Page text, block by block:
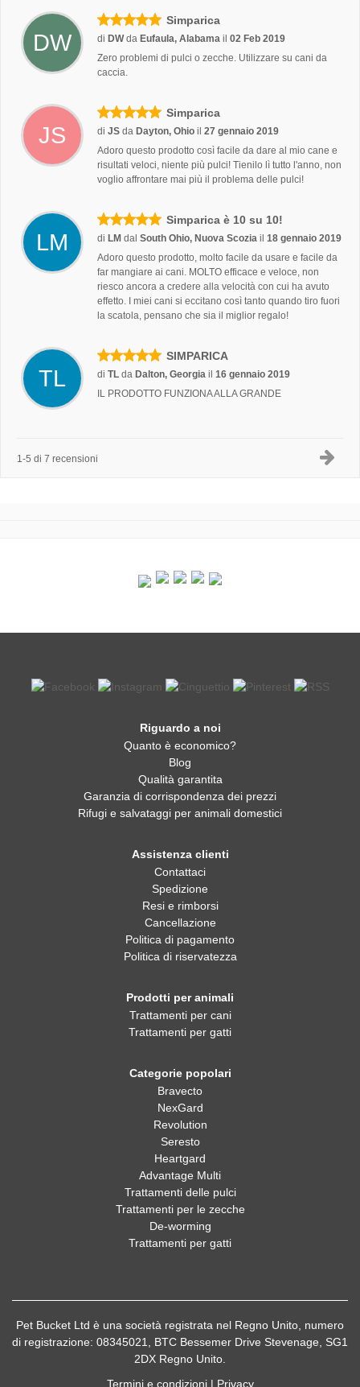
DW
Simparica
di DW da Eufaula, Alabama il 02 Feb 2019
Zero problemi di pulci o zecche. Utilizzare su cani da
caccia.
JS
Simparica
di JS da Dayton, Ohio il 27 gennaio 2019
Adoro questo prodotto così facile da dare al mio cane e
risultati veloci, niente più pulci! Tienilo lì tutto l'anno, non
voglio affrontare mai più il problema delle pulci!
LM
Simparica è 10 su 10!
di LM dal South Ohio, Nuova Scozia il 18 gennaio 2019
Adoro questo prodotto, molto facile da usare e facile da
far mangiare ai cani. MOLTO efficace e veloce, non
riesco ancora a credere alla velocità con cui ha avuto
effetto. I miei cani si eccitano così tanto quando tiro fuori
la scatola, pensano che sia il miglior regalo!
TL
SIMPARICA
di TL da Dalton, Georgia il 16 gennaio 2019
IL PRODOTTO FUNZIONA ALLA GRANDE
1-5 di 7 recensioni
Riguardo a noi
Quanto è economico?
Blog
Qualità garantita
Garanzia di corrispondenza dei prezzi
Rifugi e salvataggi per animali domestici
Assistenza clienti
Contattaci
Spedizione
Resi e rimborsi
Cancellazione
Politica di pagamento
Politica di riservatezza
Prodotti per animali
Trattamenti per cani
Trattamenti per gatti
Categorie popolari
Bravecto
NexGard
Revolution
Seresto
Heartgard
Advantage Multi
Trattamenti delle pulci
Trattamenti per le zecche
De-worming
Trattamenti per gatti
Pet Bucket Ltd è una società registrata nel Regno Unito, numero
di registrazione: 08345021, BTC Bessemer Drive Stevenage, SG1
2DX Regno Unito.
Termini e condizioni| Privacy